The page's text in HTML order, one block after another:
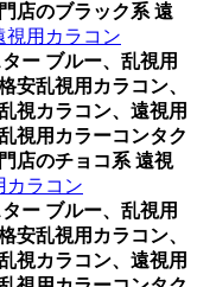
店のブラック系 遠
視用カラコン
ー ブルー、乱視用
安乱視用カラコン、
視カラコン、遠視用
視用カラーコンタク
店のチョコ系 遠視
カラコン
ー ブルー、乱視用
安乱視用カラコン、
視カラコン、遠視用